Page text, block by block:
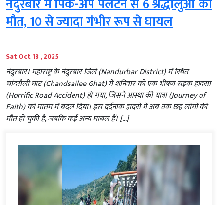
नंदुरबार में पिक-अप पलटने से 6 श्रद्धालुओं की
मौत, 10 से ज्यादा गंभीर रूप से घायल
Sat Oct 18 , 2025
नंदुरबार। महाराष्ट्र के नंदुरबार जिले (Nandurbar District) में स्थित
चांदसैली घाट (Chandsailee Ghat) में शनिवार को एक भीषण सड़क हादसा
(Horrific Road Accident) हो गया, जिसने आस्था की यात्रा (Journey of
Faith) को मातम में बदल दिया। इस दर्दनाक हादसे में अब तक छह लोगों की
मौत हो चुकी है, जबकि कई अन्य घायल हैं। […]